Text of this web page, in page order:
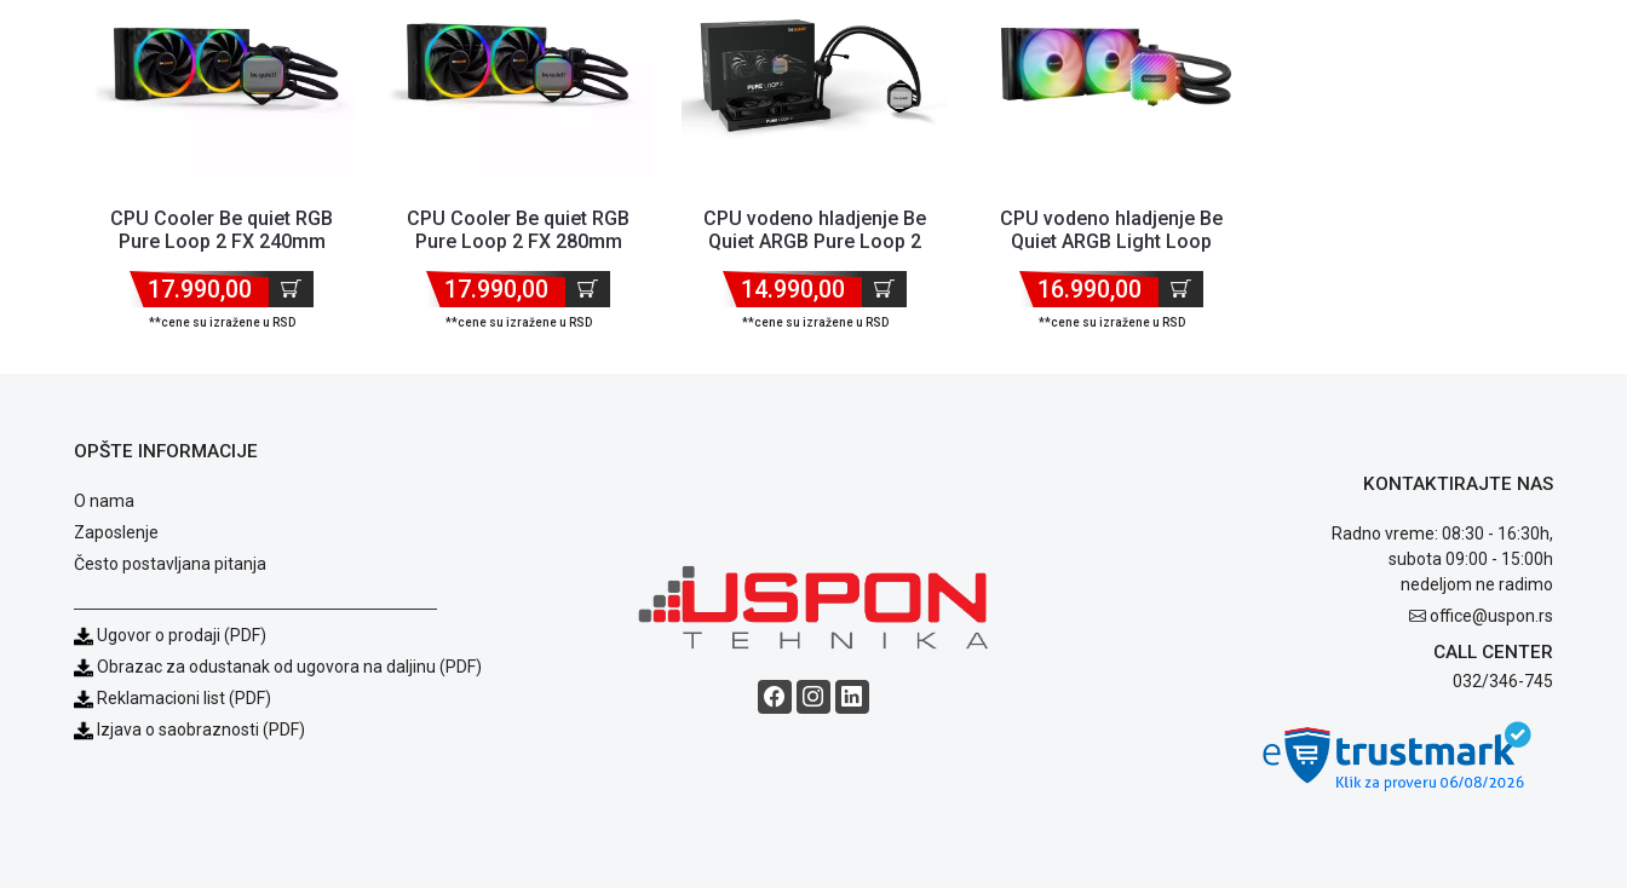
CPU Cooler Be quiet RGB
Pure Loop 2 FX 240mm
17.990,00
**cene su izražene u RSD
CPU Cooler Be quiet RGB
Pure Loop 2 FX 280mm
17.990,00
**cene su izražene u RSD
CPU vodeno hladjenje Be
Quiet ARGB Pure Loop 2
14.990,00
**cene su izražene u RSD
CPU vodeno hladjenje Be
Quiet ARGB Light Loop
16.990,00
**cene su izražene u RSD
OPŠTE INFORMACIJE
O nama
Zaposlenje
Često postavljana pitanja
Ugovor o prodaji (PDF)
Obrazac za odustanak od ugovora na daljinu (PDF)
Reklamacioni list (PDF)
Izjava o saobraznosti (PDF)
KONTAKTIRAJTE NAS
Radno vreme: 08:30 - 16:30h,
subota 09:00 - 15:00h
nedeljom ne radimo
office@uspon.rs
CALL CENTER
032/346-745